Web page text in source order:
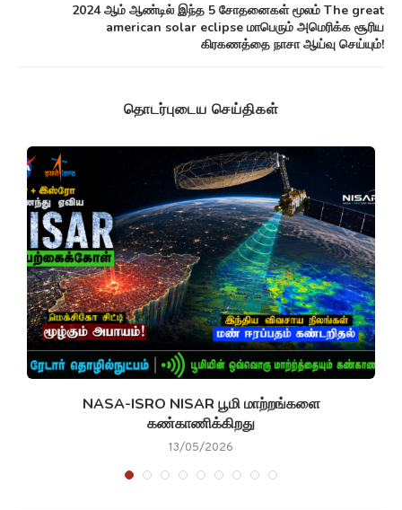
2024 ஆம் ஆண்டில் இந்த 5 சோதனைகள் மூலம் The great
american solar eclipse மாபெரும் அமெரிக்க சூரிய
கிரகணத்தை நாசா ஆய்வு செய்யும்!
தொடர்புடைய செய்திகள்
NASA-ISRO NISAR பூமி மாற்றங்களை
கண்காணிக்கிறது
13/05/2026